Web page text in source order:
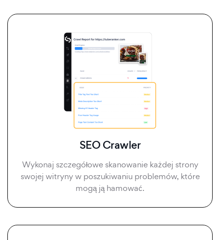
SEO Crawler
Wykonaj szczegółowe skanowanie każdej strony
swojej witryny w poszukiwaniu problemów, które
mogą ją hamować.